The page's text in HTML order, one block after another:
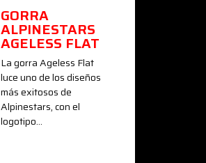
GORRA
ALPINESTARS
AGELESS FLAT
La gorra Ageless Flat
luce uno de los diseños
más exitosos de
Alpinestars, con el
logotipo…